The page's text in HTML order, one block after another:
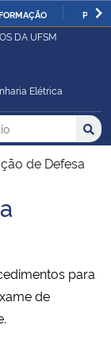
DA UFSM
Elétrica
no Sítio
de Defesa
para
de